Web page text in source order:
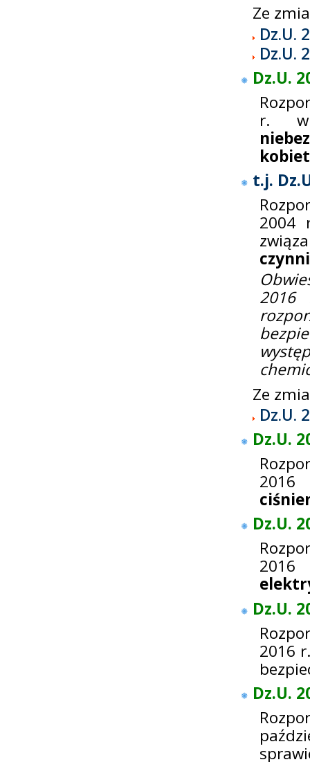
Ze
Dz.U.
Dz.U.
Dz.U.
r.
kobiet
t.j.
2004
2016
Ze
Dz.U.
Dz.U.
Dz.U.
Dz.U.
2016
Dz.U.